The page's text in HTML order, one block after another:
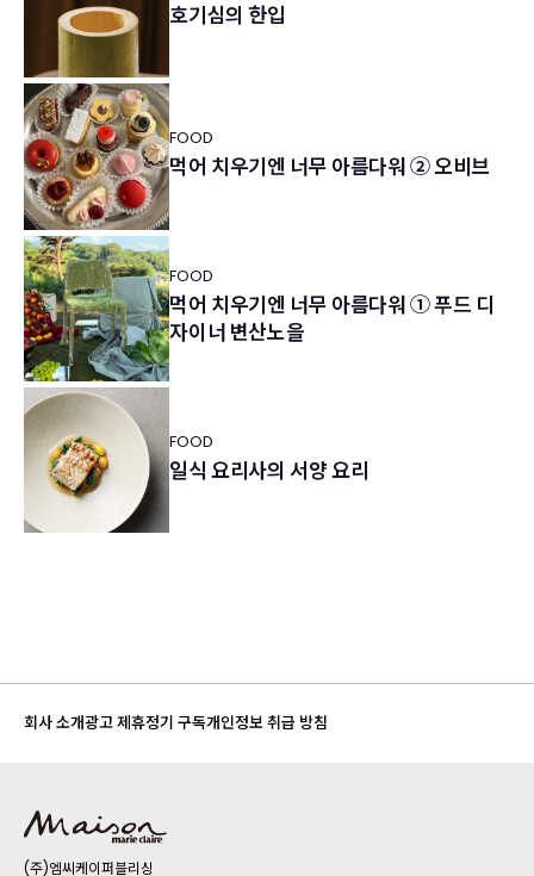
호기심의 한입
FOOD
먹어 치우기엔 너무 아름다워 ② 오비브
FOOD
먹어 치우기엔 너무 아름다워 ① 푸드 디
자이너 변산노을
FOOD
일식 요리사의 서양 요리
회사 소개광고 제휴정기 구독개인정보 취급 방침
(주)엠씨케이퍼블리싱